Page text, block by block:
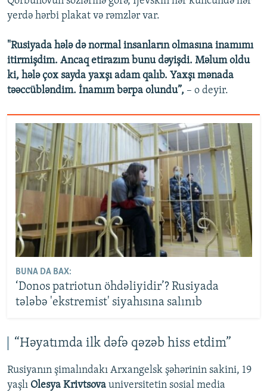
yerdə hərbi plakat və rəmzlər var.
"Rusiyada hələ də normal insanların olmasına inamımı
itirmişdim. Ancaq etirazım bunu dəyişdi. Məlum oldu
ki, hələ çox sayda yaxşı adam qalıb. Yaxşı mənada
təəccübləndim. İnamım bərpa olundu”, – o deyir.
BUNA DA BAX:
‘Donos patriotun öhdəliyidir’? Rusiyada
tələbə 'ekstremist' siyahısına salınıb
“Həyatımda ilk dəfə qəzəb hiss etdim”
Rusiyanın şimalındakı Arxangelsk şəhərinin sakini, 19
yaşlı Olesya Krivtsova universitetin sosial media